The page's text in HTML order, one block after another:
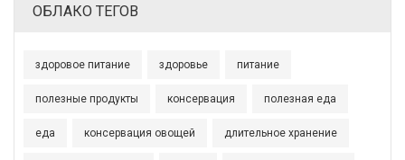
ОБЛАКО ТЕГОВ
здоровое питание здоровье питание
полезные продукты консервация полезная еда
еда консервация овощей длительное хранение